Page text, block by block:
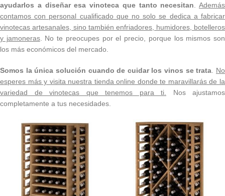
ayudarlos a diseñar esa vinoteca que tanto necesitan
Además
contamos con personal cualificado que no solo se dedica a fabricar
vinotecas artesanales, sino también enfriadores, humidores, botelleros
y jamoneras. No te preocupes por el precio, porque los mismos son
los más económicos del mercado.
Somos la única solución cuando de cuidar los vinos se trata
No
esperes más y visita nuestra tienda online donde te maravillarás de la
variedad de vinotecas que tenemos para ti.
Nos ajustamos
completamente a tus necesidades.